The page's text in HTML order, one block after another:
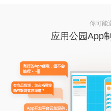
你可能
应用公园App